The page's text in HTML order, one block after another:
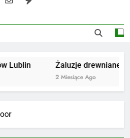
Lublin Żaluzje drewniane
2 Miesiące Ago